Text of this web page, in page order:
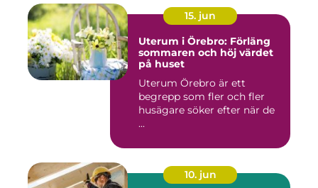
15. jun
Uterum i Örebro: Förläng
sommaren och höj värdet
på huset
Uterum Örebro är ett
begrepp som fler och fler
husägare söker efter när de
...
10. jun